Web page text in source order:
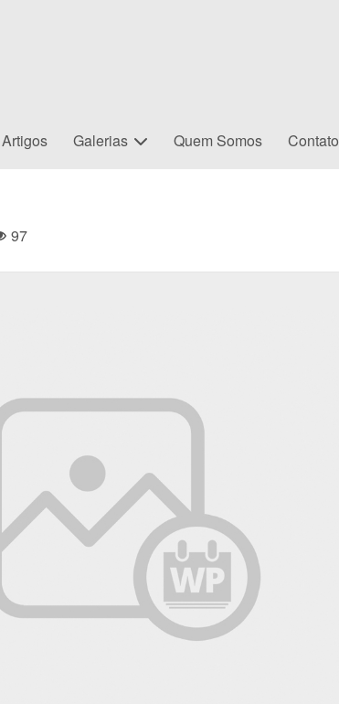
Artigos Galerias Quem Somos Contato
97